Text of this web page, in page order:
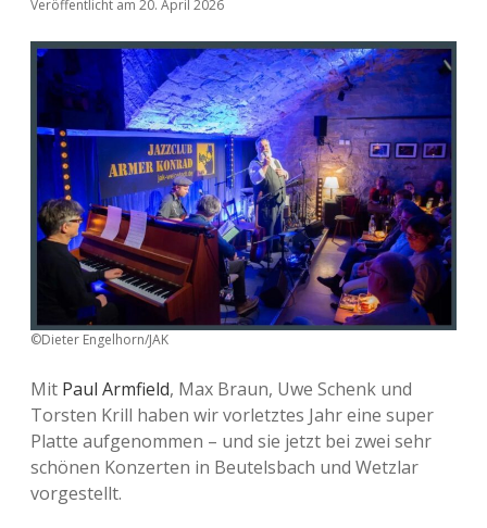
Veröffentlicht am 20. April 2026
©️Dieter Engelhorn/JAK
Mit Paul Armfield, Max Braun, Uwe Schenk und
Torsten Krill haben wir vorletztes Jahr eine super
Platte aufgenommen – und sie jetzt bei zwei sehr
schönen Konzerten in Beutelsbach und Wetzlar
vorgestellt.